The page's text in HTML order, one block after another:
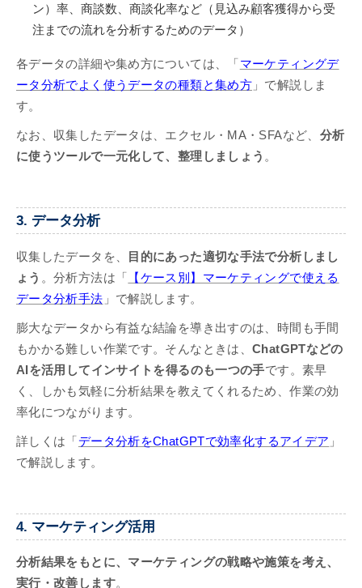
ン）率、商談数、商談化率など（見込み顧客獲得から受
注までの流れを分析するためのデータ）
各データの詳細や集め方については、「 マーケティングデ
ータ分析でよく使うデータの種類と集め方 」で解説しま
す。
なお、収集したデータは、エクセル・MA・SFAなど、 分析
に使うツールで一元化して、整理しましょう 。
3. データ分析
収集したデータを、
目的にあった適切な手法で分析しまし
ょう 。分析方法は「 【ケース別】マーケティングで使える
データ分析手法 」で解説します。
膨大なデータから有益な結論を導き出すのは、時間も手間
もかかる難しい作業です。そんなときは、ChatGPTなどの
AIを活用してインサイトを得るのも一つの手です。素早
く、しかも気軽に分析結果を教えてくれるため、作業の効
率化につながります。
詳しくは「データ分析をChatGPTで効率化するアイデア 」
で解説します。
4. マーケティング活用
分析結果をもとに、マーケティングの戦略や施策を考え、
実行・改善します。